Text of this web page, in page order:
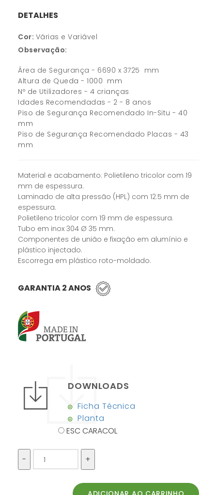
DETALHES
Cor: Várias e Variável
Observação:
Área de Segurança - 6690 x 3725 mm
Altura de Queda - 1000 mm
Nº de Utilizadores - 4 crianças
Idades Recomendadas - 2 - 8 anos
Piso de Segurança Recomendado In-Situ - 40
mm
Piso de Segurança Recomendado Placas - 43
mm
Material e acabamento: Polietileno tricolor com 19
mm de espessura.
Laminado de alta pressão (HPL) com 12.5 mm de
espessura.
Polietileno tricolor com 19 mm de espessura.
Tubo em inox 304 Ø 35 mm.
Componentes de união e fixação em alumínio e
plástico injectado.
Escorrega em plástico roto-moldado.
GARANTIA 2 ANOS
DOWNLOADS
Ficha Técnica
Planta
ESC CARACOL